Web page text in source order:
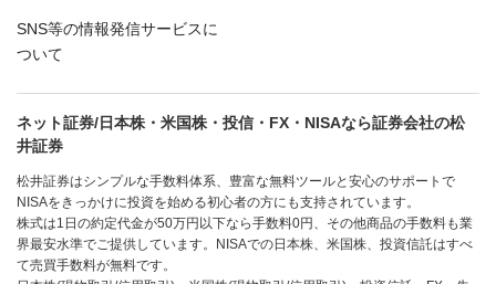
SNS等の情報発信サービスに
ついて
ネット証券/日本株・米国株・投信・FX・NISAなら証券会社の松
井証券
松井証券はシンプルな手数料体系、豊富な無料ツールと安心のサポートで
NISAをきっかけに投資を始める初心者の方にも支持されています。
株式は1日の約定代金が50万円以下なら手数料0円、その他商品の手数料も業
界最安水準でご提供しています。NISAでの日本株、米国株、投資信託はすべ
て売買手数料が無料です。